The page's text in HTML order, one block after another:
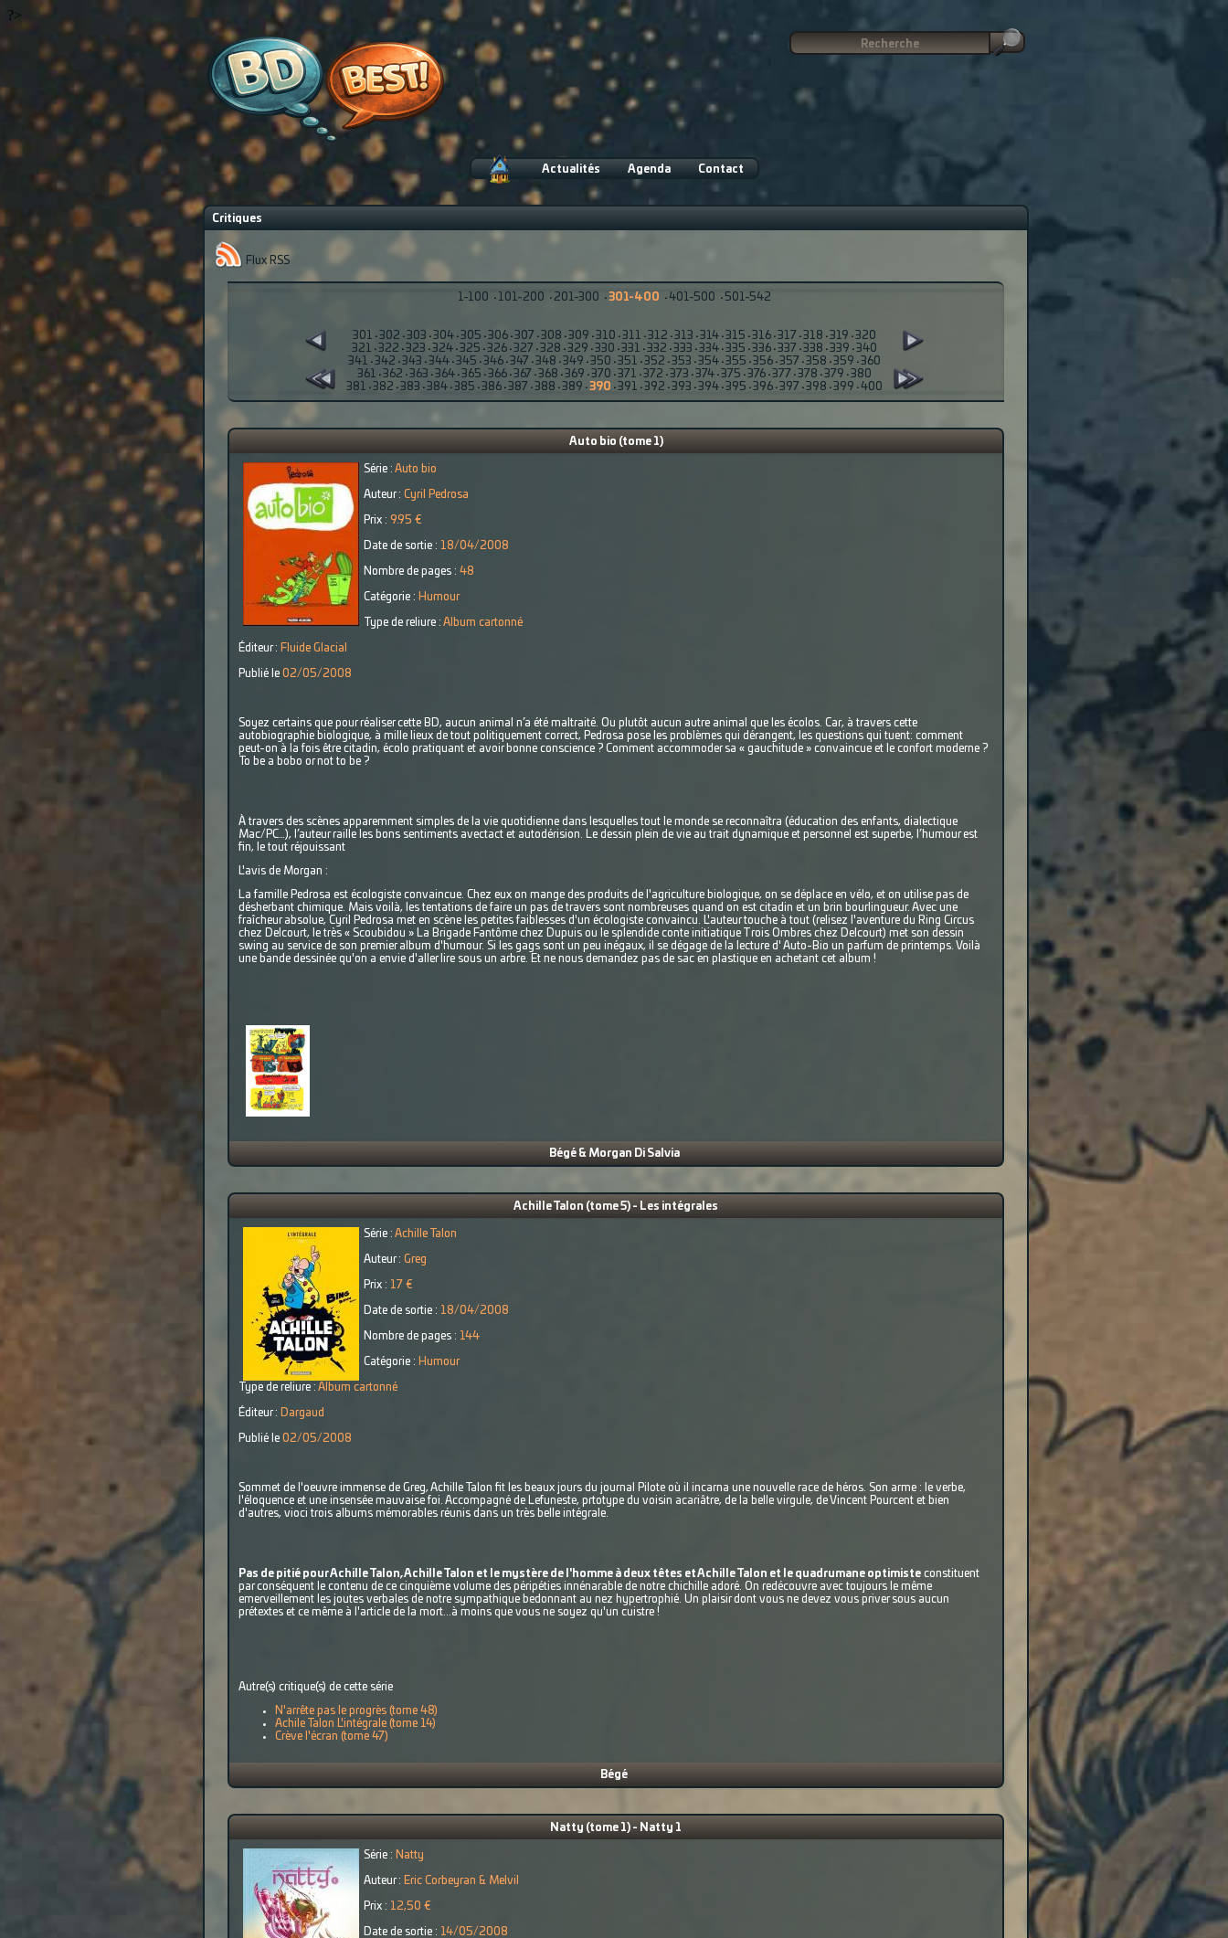
?>
Actualités Agenda Contact
Critiques
Flux RSS
1-100 · 101-200 · 201-300 · 301-400 · 401-500 · 501-542
301 · 302 · 303 · 304 · 305 · 306 · 307 · 308 · 309 · 310 · 311 · 312 · 313 · 314 · 315 · 316 · 317 · 318 · 319 · 320
321
· 322 · 323 · 324 · 325 · 326 · 327 · 328 · 329 · 330 · 331 · 332 · 333 · 334 · 335 · 336 · 337 · 338 · 339 · 340
341
· 342 · 343 · 344 · 345 · 346 · 347 · 348 · 349 · 350 · 351 · 352 · 353 · 354 · 355 · 356 · 357 · 358 · 359 · 360
361
· 362 · 363 · 364 · 365 · 366 · 367 · 368 · 369 · 370 · 371 · 372 · 373 · 374 · 375 · 376 · 377 · 378 · 379 · 380
381
· 382 · 383 · 384 · 385 · 386 · 387 · 388 · 389 · 390 · 391 · 392 · 393 · 394 · 395 · 396 · 397 · 398 · 399 · 400
Auto bio (tome 1)
Série : Auto bio
Auteur : Cyril Pedrosa
Prix : 9.95 €
Date de sortie : 18/04/2008
Nombre de pages : 48
Catégorie : Humour
Type de reliure : Album cartonné
Éditeur : Fluide Glacial
Publié le 02/05/2008
Soyez certains que pour réaliser cette BD, aucun animal n’a été maltraité. Ou plutôt aucun autre animal que les écolos. Car, à travers cette
autobiographie biologique, à mille lieux de tout politiquement correct, Pedrosa pose les problèmes qui dérangent, les questions qui tuent: comment
peut-on à la fois être citadin, écolo pratiquant et avoir bonne conscience ? Comment accommoder sa « gauchitude » convaincue et le confort moderne ?
To be a bobo or not to be ?
À travers des scènes apparemment simples de la vie quotidienne dans lesquelles tout le monde se reconnaîtra (éducation des enfants, dialectique
Mac/PC…), l’auteur raille les bons sentiments avectact et autodérision. Le dessin plein de vie au trait dynamique et personnel est superbe, l’humour est
fin, le tout réjouissant
L'avis de Morgan :
La famille Pedrosa est écologiste convaincue. Chez eux on mange des produits de l'agriculture biologique, on se déplace en vélo, et on utilise pas de
désherbant chimique. Mais voilà, les tentations de faire un pas de travers sont nombreuses quand on est citadin et un brin bourlingueur. Avec une
fraîcheur absolue, Cyril Pedrosa met en scène les petites faiblesses d'un écologiste convaincu. L'auteur touche à tout (relisez l'aventure du Ring Circus
chez Delcourt, le très « Scoubidou » La Brigade Fantôme chez Dupuis ou le splendide conte initiatique Trois Ombres chez Delcourt) met son dessin
swing au service de son premier album d'humour. Si les gags sont un peu inégaux, il se dégage de la lecture d' Auto-Bio un parfum de printemps. Voilà
une bande dessinée qu'on a envie d'aller lire sous un arbre. Et ne nous demandez pas de sac en plastique en achetant cet album !
Bégé & Morgan Di Salvia
Achille Talon (tome 5) - Les intégrales
Série : Achille Talon
Auteur : Greg
Prix : 17 €
Date de sortie : 18/04/2008
Nombre de pages : 144
Catégorie : Humour
Type de reliure : Album cartonné
Éditeur : Dargaud
Publié le 02/05/2008
Sommet de l'oeuvre immense de Greg, Achille Talon fit les beaux jours du journal Pilote où il incarna une nouvelle race de héros. Son arme : le verbe,
l'éloquence et une insensée mauvaise foi. Accompagné de Lefuneste, prtotype du voisin acariâtre, de la belle virgule, de Vincent Pourcent et bien
d'autres, vioci trois albums mémorables réunis dans un très belle intégrale.
Pas de pitié pour Achille Talon, Achille Talon et le mystère de l'homme à deux têtes et Achille Talon et le quadrumane optimiste constituent
par conséquent le contenu de ce cinquième volume des péripéties innénarable de notre chichille adoré. On redécouvre avec toujours le même
emerveillement les joutes verbales de notre sympathique bedonnant au nez hypertrophié. Un plaisir dont vous ne devez vous priver sous aucun
prétextes et ce même à l'article de la mort...à moins que vous ne soyez qu'un cuistre !
Autre(s) critique(s) de cette série
N'arrête pas le progrès (tome 48)
Achile Talon L'intégrale (tome 14)
Crève l'écran (tome 47)
Bégé
Natty (tome 1) - Natty 1
Série : Natty
Auteur : Eric Corbeyran & Melvil
Prix : 12,50 €
Date de sortie : 14/05/2008